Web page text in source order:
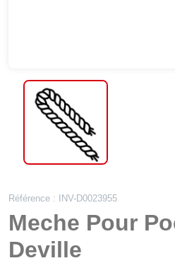
Référence : INV-D0023955
Meche Pour
Deville